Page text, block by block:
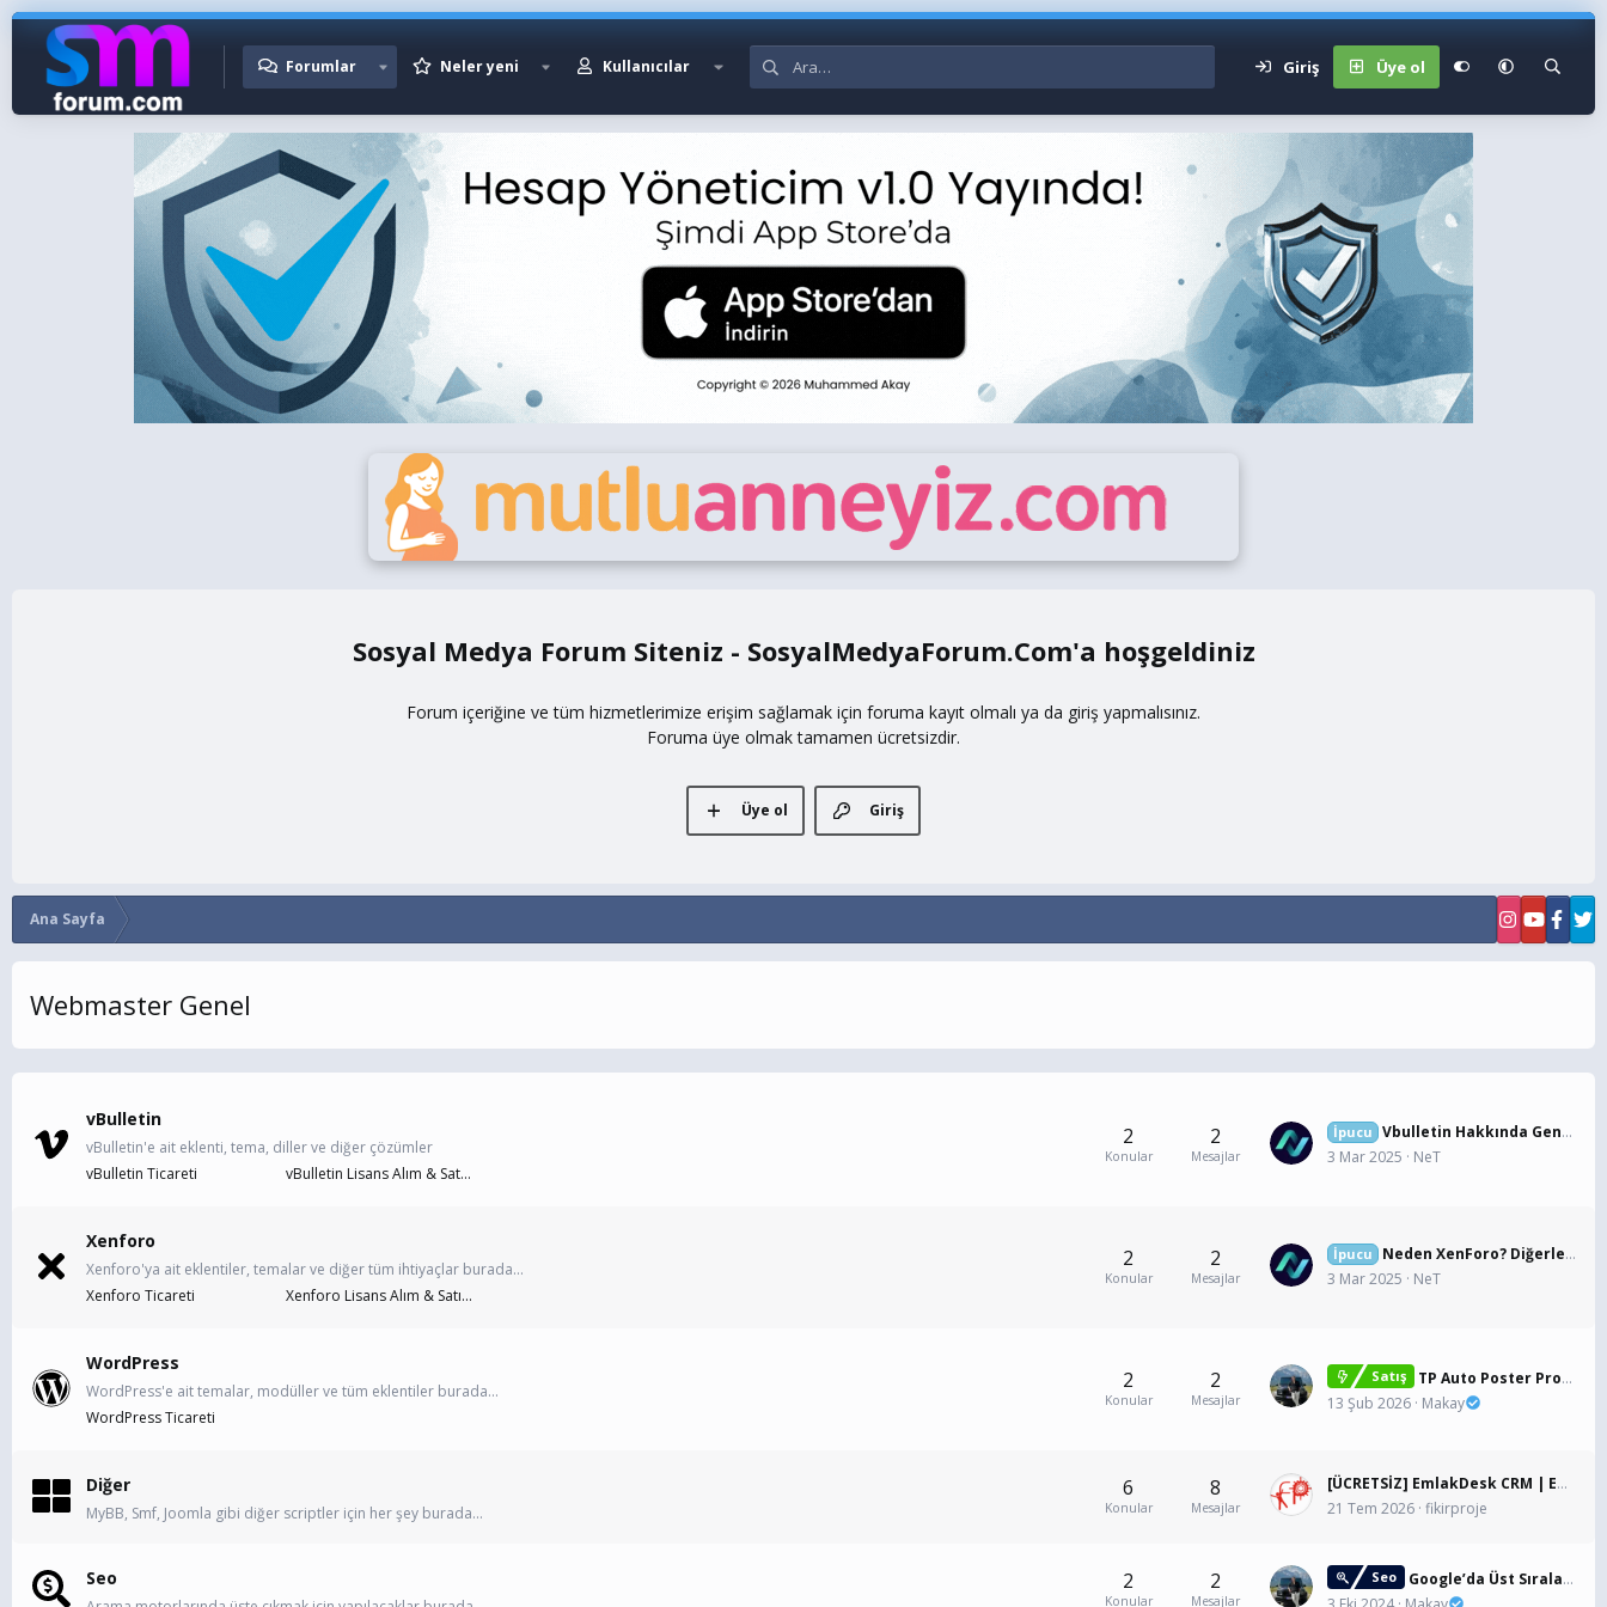
Forumlar Neler yeni Kullanıcılar Giriş Üye ol
Sosyal Medya Forum Siteniz - SosyalMedyaForum.Com
Forum içeriğine ve tüm hizmetlerimize erişim sağlamak için foruma kayıt olmalı ya da giriş yapmalısınız.
Foruma üye olmak tamamen ücretsizdir.
Giriş
Üye ol
Ana Sayfa
Webmaster Genel
vBulletin
vBulletin'e ait eklenti, tema, diller ve diğer çözümler
vBulletin Ticareti
vBulletin Lisans Alım & Satımı
Konular
2
Mesajlar
2 İpucu Vbulletin Hakkında Genel Bilgiler
3 Mar 2025
NeT
Xenforo
Xenforo'ya ait eklentiler, temalar ve diğer tüm ihtiyaçlar burada...
Xenforo Ticareti
Xenforo Lisans Alım & Satımı
Konular
2
Mesajlar
2 İpucu
Neden XenForo? Diğerlerinden Farkı Ne?
3 Mar 2025
NeT
WordPress
WordPress'e ait temalar, modüller ve tüm eklentiler burada...
WordPress Ticareti
Konular
2
Mesajlar
2 Satış
TP Auto Poster Pro v2.0 Gelişmiş Otomatik Makale Eklentisi + Domain Lisanslı + Başlık Kontrolü
13 Şub 2026 Makay
Diğer
MyBB, Smf, Joomla gibi diğer scriptler için her şey burada... Konular
6
Mesajlar
8
[ÜCRETSİZ] EmlakDesk CRM | Emlak ve Gayrimenkul Firmaları İçin Bulut Tabanlı Yönetim Platformu
21 Tem 2026 fikirproje
Seo
Konular
2
Mesajlar
2 Seo
Google’da Üst Sıralara Çıkmak İçin Yapılması Gerekenler